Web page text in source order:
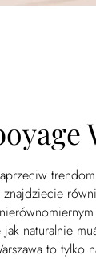
jak naturalnie
to tylko